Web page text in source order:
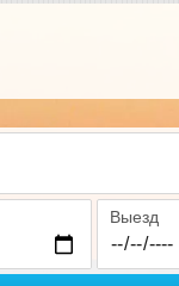
Выезд